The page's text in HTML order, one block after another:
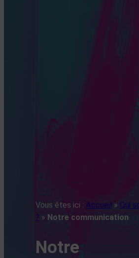
Vous êtes ici :Accueil » Qui
? » Notre communication
Notre